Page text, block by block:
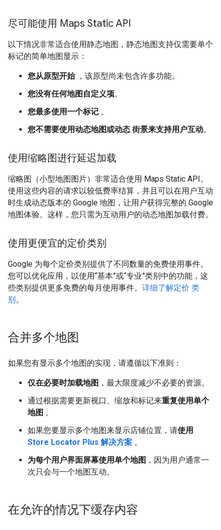
尽可能使用 Maps Static API
以下情况非常适合使用静态地图，静态地图支持仅需要单个
标记的简单地图显示：
您从原型开始，该原型尚未包含许多功能。
您没有任何地图自定义项。
您最多使用一个标记 。
您不需要使用动态地图或动态 街景来支持用户互动。
使用缩略图进行延迟加载
缩略图（小型地图图片）非常适合使用 Maps Static API。
使用这些内容的请求以较低费率结算，并且可以在用户互动
时生成动态版本的 Google 地图，让用户获得完整的 Google
地图体验。这样，您只需为互动用户的动态地图加载付费。
使用更便宜的定价类别
Google 为每个定价类别提供了不同数量的免费使用事件。
您可以优化应用，以使用“基本”或“专业”类别中的功能，这
些类别提供更多免费的每月使用事件。 详细了解定价 类
别。
合并多个地图
如果您有显示多个地图的实现，请遵循以下准则：
仅在必要时加载地图 ，最大限度减少不必要的资源。
通过根据需要更新视口、缩放和标记来重复使用单个
地图 。
如果您要显示多个地图来显示店铺位置，请使用
Store Locator Plus 解决方案 。
为每个用户界面屏幕使用单个地图 ，因为用户通常一
次只会与一个地图互动。
在允许的情况下缓存内容